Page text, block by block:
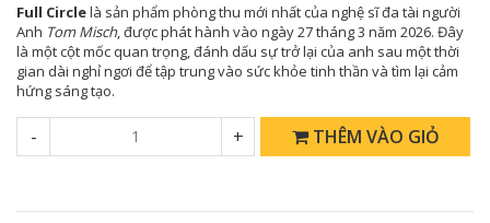
Full Circlelà sản phẩm phòng thu mới nhất của nghệ sĩ đa tài người
Anh Tom Misch, được phát hành vào ngày 27 tháng 3 năm 2026. Đây
là một cột mốc quan trọng, đánh dấu sự trở lại của anh sau một thời
gian dài nghỉ ngơi để tập trung vào sức khỏe tinh thần và tìm lại cảm
hứng sáng tạo.
+
- THÊM VÀO GIỎ